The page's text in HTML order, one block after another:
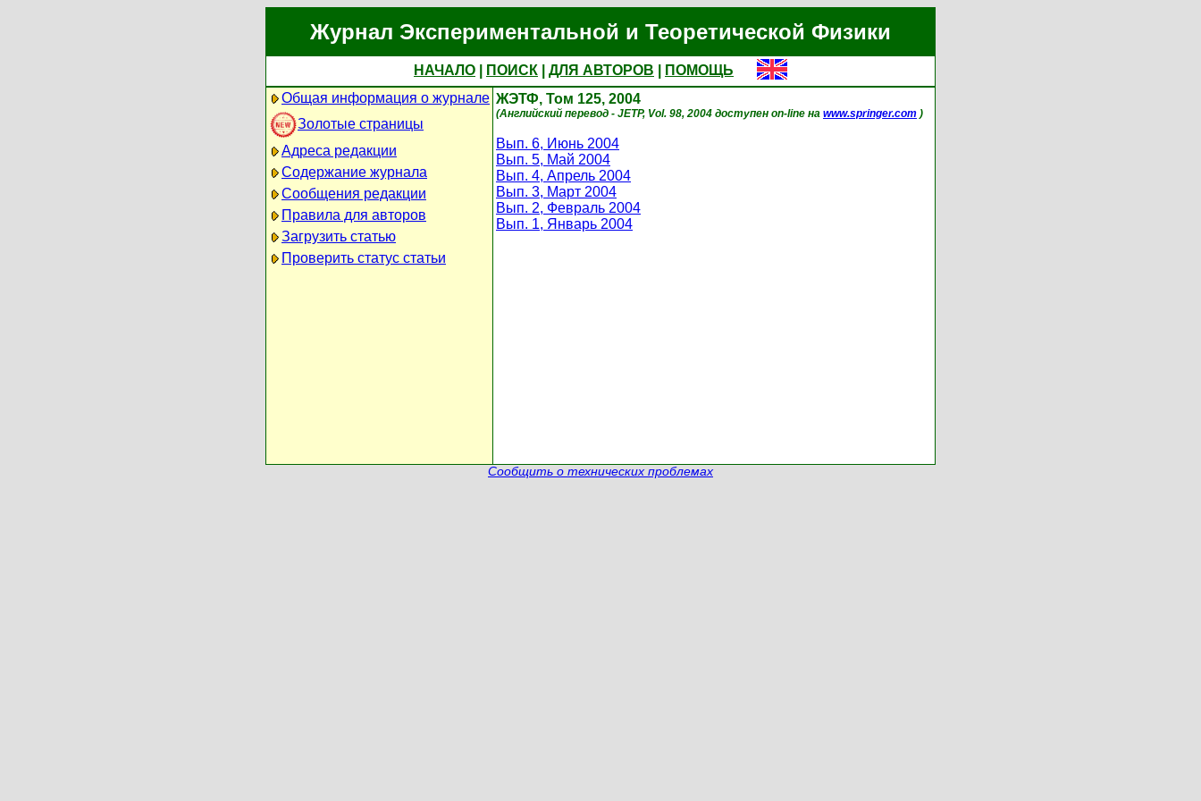
Журнал Экспериментальной и Теоретической Физики
НАЧАЛО ПОИСК ДЛЯ АВТОРОВ
ПОМОЩЬ
Общая информация о журнале
Золотые страницы
Адреса редакции
Содержание журнала
Сообщения редакции
Правила для авторов
Загрузить статью
Проверить статус статьи
ЖЭТФ, Том 125, 2004
(Английский перевод - JETP, Vol. 98, 2004 доступен on-line на www.springer.com )
Вып. 6, Июнь 2004
Вып. 5, Май 2004
Вып. 4, Апрель 2004
Вып. 3, Март 2004
Вып. 2, Февраль 2004
Вып. 1, Январь 2004
Сообщить о технических проблемах